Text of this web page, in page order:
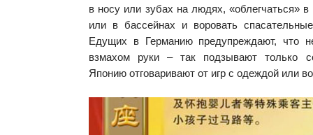
в носу или зубах на людях, «облегчаться»
или в бассейнах и воровать
Едущих в Германию предупреждают, что
взмахом руки – так подзывают только
Японию отговаривают от игр с одеждой или